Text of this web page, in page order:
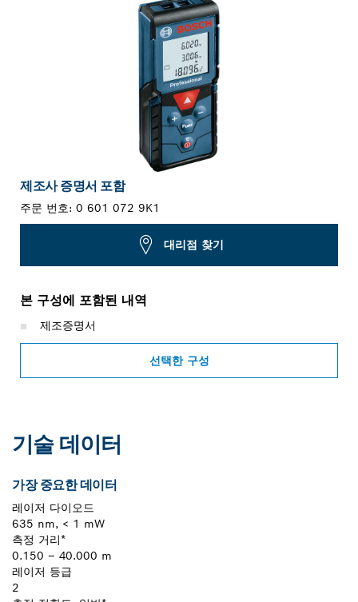
제조사 증명서 포함
주문 번호: 0 601 072 9K1
대리점 찾기
본 구성에 포함된 내역
제조증명서
선택한 구성
기술 데이터
가장 중요한 데이터
레이저 다이오드
635 nm, < 1 mW
측정 거리*
0.150 – 40.000 m
레이저 등급
2